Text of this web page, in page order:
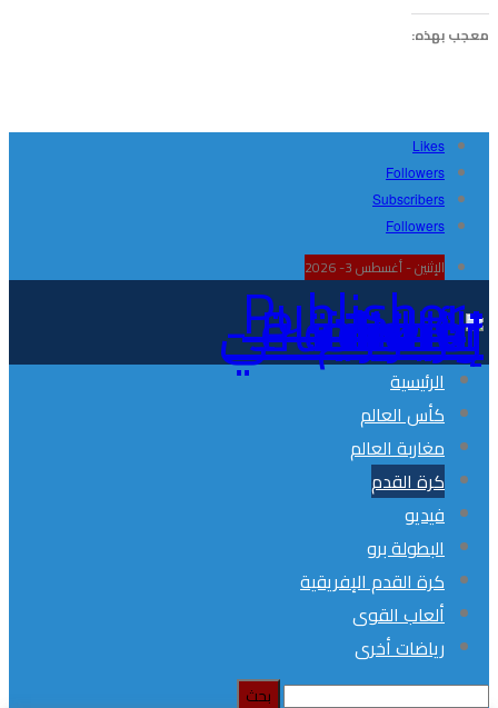
معجب بهذه:
Likes
Followers
Subscribers
Followers
الإثنين - أغسطس 3- 2026
Publisher - تغطية إخبارية لكافة الأحداث الرياضية في المغرب والعالم.
الرئيسية
كأس العالم
مغاربة العالم
كرة القدم
فيديو
البطولة برو
كرة القدم الإفريقية
ألعاب القوى
رياضات أخرى